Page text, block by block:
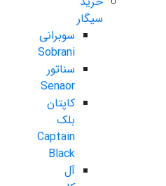
سیگار
سوبرانی
Sobrani
سناتور
Senaor
کاپتان
بلک
Captain
Black
آل